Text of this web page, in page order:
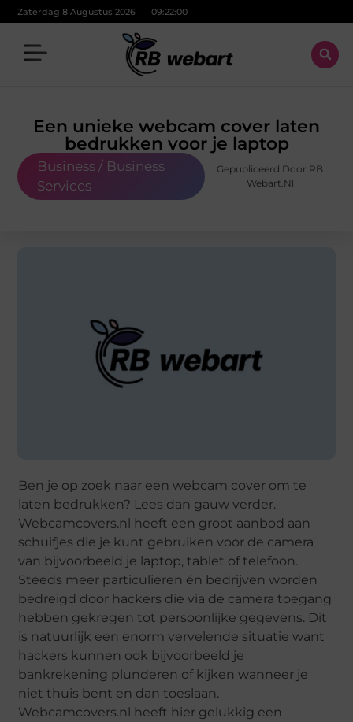
Zaterdag 8 Augustus 2026 09:22:01
Een unieke webcam cover laten
bedrukken voor je laptop
Business / Business
Services
Gepubliceerd Door RB
Webart.nl
Ben je op zoek naar een webcam cover om te
laten bedrukken? Lees dan gauw verder.
Webcamcovers.nl heeft een groot aanbod aan
schuifjes die je kunt gebruiken voor de camera
van bijvoorbeeld je laptop, tablet of telefoon.
Steeds meer particulieren én bedrijven worden
bedreigd door hackers die via de camera toegang
hebben gekregen tot persoonlijke gegevens. Dit
is natuurlijk een enorm vervelende situatie want
hackers kunnen ook bijvoorbeeld je
bankrekening plunderen of kijken wanneer je
niet thuis bent en dan toeslaan.
Webcamcovers.nl heeft hier gelukkig een